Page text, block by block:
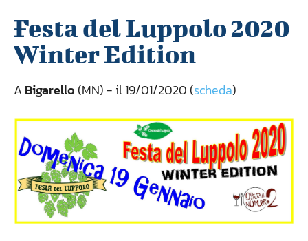
Festa del Luppolo 2020
Winter Edition
ABigarello (MN) - il 19/01/2020 (scheda)